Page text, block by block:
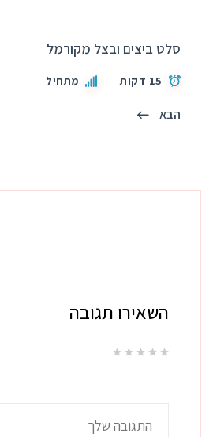
סלט ביצים ובצל מקורמל
15 דקות מתחיל
הבא
השאירו תגובה